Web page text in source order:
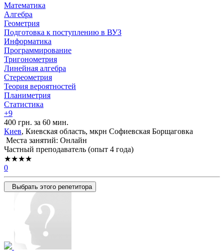
Математика
Алгебра
Геометрия
Подготовка к поступлению в ВУЗ
Информатика
Программирование
Тригонометрия
Линейная алгебра
Стереометрия
Теория вероятностей
Планиметрия
Статистика
+9
400 грн. за 60 мин.
Киев, Киевская область, мкрн Софиевская Борщаговка
Места занятий: Онлайн
Частный преподаватель (опыт 4 года)
★★★★
0
Выбрать этого репетитора